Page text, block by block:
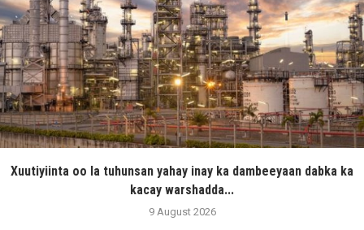
Xuutiyiinta oo la tuhunsan yahay inay ka dambeeyaan dabka ka
kacay warshadda...
9 August 2026